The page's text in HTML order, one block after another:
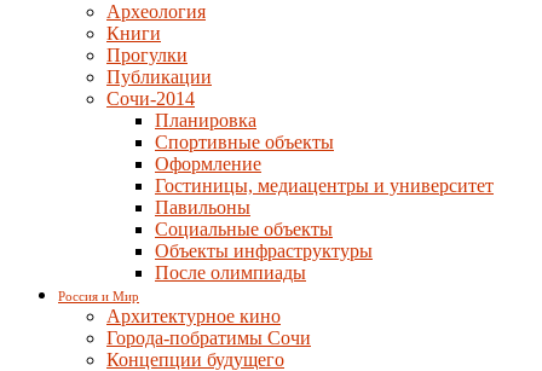
Археология
Книги
Прогулки
Публикации
Сочи-2014
Планировка
Спортивные объекты
Оформление
Гостиницы, медиацентры и университет
Павильоны
Социальные объекты
Объекты инфраструктуры
После олимпиады
Россия и Мир
Архитектурное кино
Города-побратимы Сочи
Концепции будущего